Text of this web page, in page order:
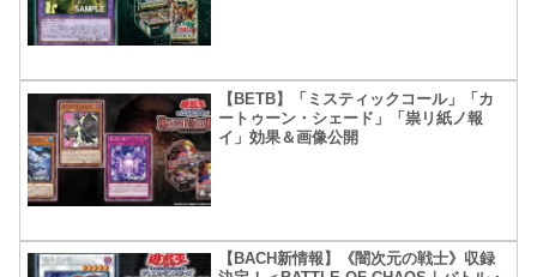
【BETB】「ミスティックコール」「カ
ートゥーン・シェード」「祟リ紙ノ報
イ」効果＆画像公開
【BACH新情報】《闇次元の戦士》収録